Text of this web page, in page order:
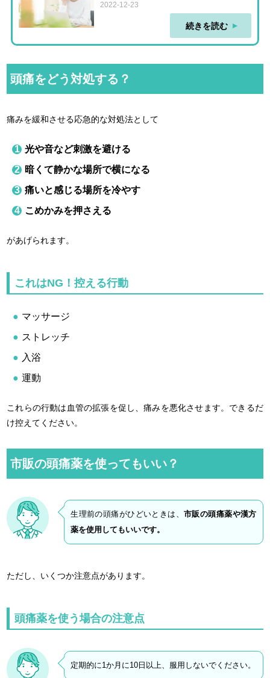
2022-12-23
続きを読む
頭痛をどう対処する？
痛みを緩和させる応急的な対処法として
光や音など刺激を避ける
暗くて静かな場所で横になる
痛いと感じる場所を冷やす
こめかみを押さえる
があげられます。
これはNG！控える行動
マッサージ
ストレッチ
入浴
運動
これらの行動は血管の拡張を促し、痛みを悪化させます。できるだ
け控えてください。
市販の頭痛薬を使ってもいい？
生理前の頭痛がひどいときは、市販の頭痛薬や漢方
薬を使用してもいいです。
ただし、いくつか注意点があります。
頭痛薬を使う場合の注意点
定期的に1か月に10日以上、服用しないでください。